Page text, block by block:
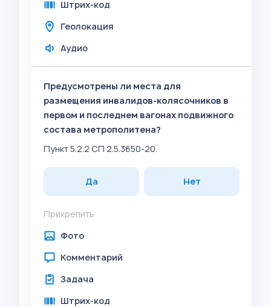
Штрих-код
Геолокация
Аудио
Предусмотрены ли места для
размещения инвалидов-колясочников в
первом и последнем вагонах подвижного
состава метрополитена?
Пункт 5.2.2 СП 2.5.3650-20.
Да Нет
Прикрепить
Фото
Комментарий
Задача
Штрих-код